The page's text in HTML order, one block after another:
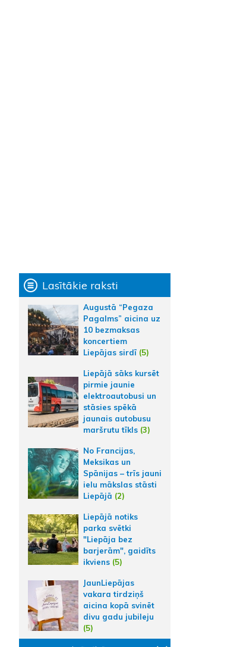
Lasītākie raksti
Augustā “Pegaza
Pagalms” aicina uz
10 bezmaksas
koncertiem
Liepājas sirdī (5)
Liepājā sāks kursēt
pirmie jaunie
elektroautobusi un
stāsies spēkā
jaunais autobusu
maršrutu tīkls (3)
No Francijas,
Meksikas un
Spānijas – trīs jauni
ielu mākslas stāsti
Liepājā (2)
Liepājā notiks
parka svētki
"Liepāja bez
barjerām", gaidīts
ikviens (5)
JaunLiepājas
vakara tirdziņš
aicina kopā svinēt
divu gadu jubileju
(5)